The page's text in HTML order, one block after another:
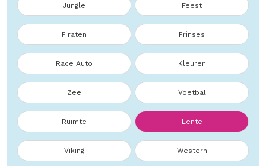
Jungle Feest
Piraten Prinses
Race Auto Kleuren
Zee Voetbal
Ruimte Lente
Viking Western